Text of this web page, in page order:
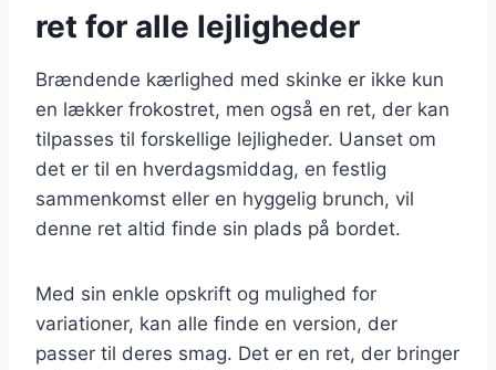
ret for alle lejligheder
Brændende kærlighed med skinke er ikke kun
en lækker frokostret, men også en ret, der kan
tilpasses til forskellige lejligheder. Uanset om
det er til en hverdagsmiddag, en festlig
sammenkomst eller en hyggelig brunch, vil
denne ret altid finde sin plads på bordet.
Med sin enkle opskrift og mulighed for
variationer, kan alle finde en version, der
passer til deres smag. Det er en ret, der bringer